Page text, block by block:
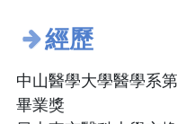
經歷
中山醫學大學醫學系
畢業獎